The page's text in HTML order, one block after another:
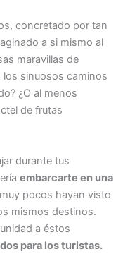
concretado por tan
a si mismo al
maravillas de
los sinuosos caminos
¿O al menos
de frutas
durante tus
embarcarte en una
pocos hayan visto
mismos destinos.
a éstos
para los turistas.